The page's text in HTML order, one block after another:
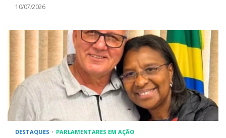
10/07/2026
DESTAQUES PARLAMENTARES EM AÇÃO